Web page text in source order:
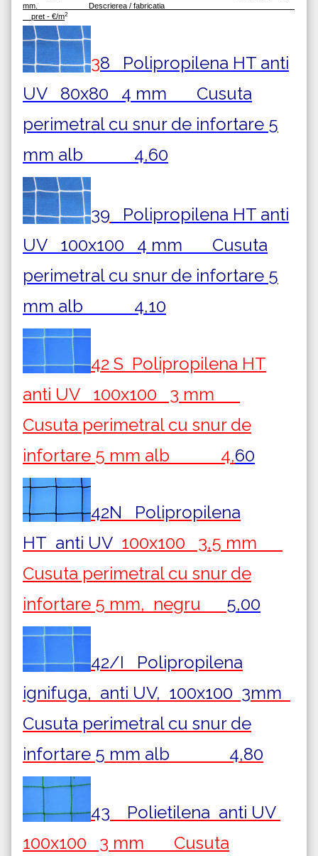
mm. Descrierea / fabricatia
pret - €/m2
38 Polipropilena HT anti
UV 80x80 4 mm Cusuta
perimetral cu snur de infortare 5
mm alb 4,60
39 Polipropilena HT anti
UV 100x100 4 mm Cusuta
perimetral cu snur de infortare 5
mm alb 4,10
42 S Polipropilena HT
anti UV 100x100 3 mm
Cusuta perimetral cu snur de
infortare 5 mm alb 4,60
42N Polipropilena
HT anti UV 100x100 3,5 mm
Cusuta perimetral cu snur de
infortare 5 mm, negru 5,00
42/I Polipropilena
ignifuga, anti UV, 100x100 3mm
Cusuta perimetral cu snur de
infortare 5 mm alb 4,80
43 Polietilena anti UV
100x100 3 mm Cusuta